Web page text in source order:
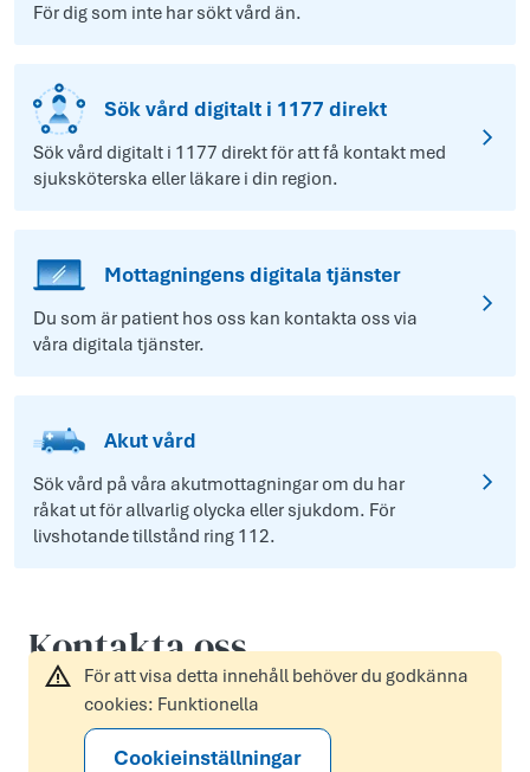
För dig som inte har sökt vård än.
Sök vård digitalt i 1177 direkt
Sök vård digitalt i 1177 direkt för att få kontakt med
sjuksköterska eller läkare i din region.
Mottagningens digitala tjänster
Du som är patient hos oss kan kontakta oss via
våra digitala tjänster.
Akut vård
Sök vård på våra akutmottagningar om du har
råkat ut för allvarlig olycka eller sjukdom. För
livshotande tillstånd ring 112.
Kontakta oss
För att visa detta innehåll behöver du godkänna
cookies: Funktionella
Cookieinställningar